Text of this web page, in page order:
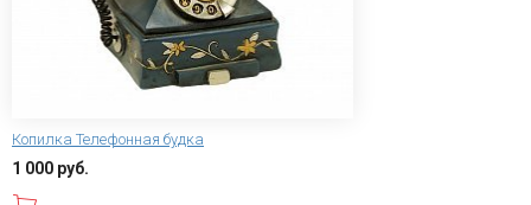
Копилка Телефонная будка
1 000 руб.